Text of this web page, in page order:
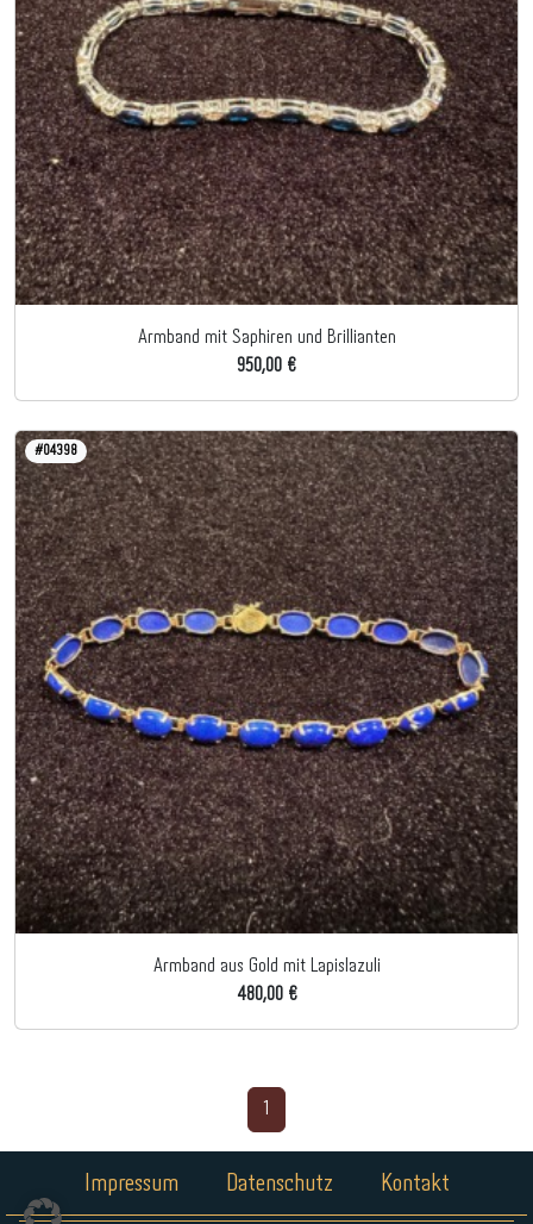
Armband mit Saphiren und Brillianten
950,00 €
#04398
Armband aus Gold mit Lapislazuli
480,00 €
Impressum Datenschutz Kontakt